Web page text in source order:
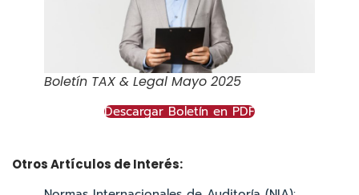
Boletín TAX & Legal Mayo 2025
Descargar Boletín en PDF
Otros Artículos de Interés: